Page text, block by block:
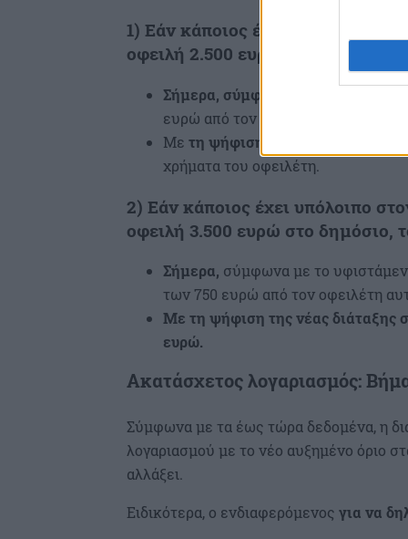
1) Εάν κάποιος έχει υπόλοιπο
οφειλή 2.500 ευρώ, τότε
Σήμερα, σύμφωνα με την
ευρώ από τον εν λόγω οφειλέτη.
Με τη ψήφιση της νέας διάταξης
χρήματα του οφειλέτη.
2) Εάν κάποιος έχει υπόλοιπο
οφειλή 3.500 ευρώ στο δημόσιο,
Σήμερα, σύμφωνα με το
των 750 ευρώ από τον οφειλέτη
Με τη ψήφιση της νέας διάταξης
ευρώ.
Ακατάσχετος λογαριασμός:
Σύμφωνα με τα έως τώρα δεδομένα, η
λογαριασμού με το νέο αυξημένο όριο
αλλάξει.
Ειδικότερα, ο ενδιαφερόμενος για να